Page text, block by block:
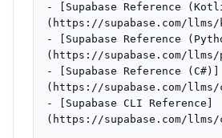
- [Supabase Reference
(https://supabase.com/
- [Supabase Reference
(https://supabase.com/
- [Supabase Reference (C#)]
(https://supabase.com/
- [Supabase CLI Reference]
(https://supabase.com/